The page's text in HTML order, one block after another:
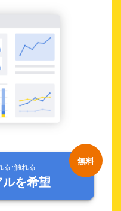
・触れる
ルを希望